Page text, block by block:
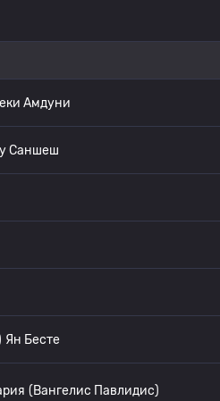
Амдуни
Саншеш
Ян Бесте
(Вангелис Павлидис)